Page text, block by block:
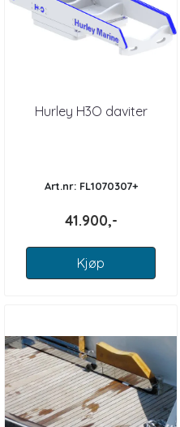
Hurley H3O daviter
Art.nr: FL1070307+
41.900,-
Kjøp